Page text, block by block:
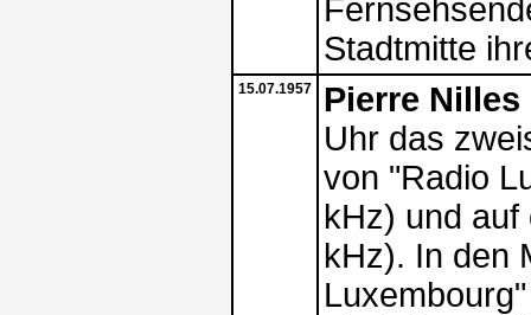
Stadtmitte
15.07.1957 Pierre Nilles
Uhr das
von "Radio
kHz) und auf
kHz). In den